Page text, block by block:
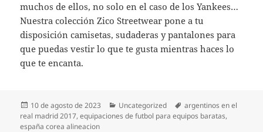
muchos de ellos, no solo en el caso de los Yankees…
Nuestra colección Zico Streetwear pone a tu
disposición camisetas, sudaderas y pantalones para
que puedas vestir lo que te gusta mientras haces lo
que te encanta.
Publicado
el
10 de agosto de 2023 Categorías
Uncategorized Etiquetas
argentinos en el
real madrid 2017,equipaciones de futbol para equipos baratas,
españa corea alineacion